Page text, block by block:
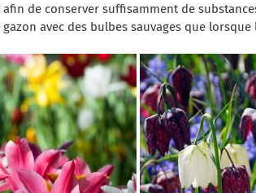
de conserver suffisamment de
avec des bulbes sauvages que